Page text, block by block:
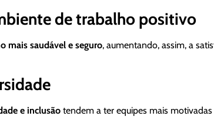
de trabalho positivo
mais saudável e seguro, aumentando, assim, a
e inclusão tendem a ter equipes mais